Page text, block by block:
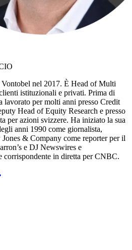
nel 2017. È Head of Multi
istituzionali e privati. Prima di
lavorato per molti anni presso Credit
Head of Equity Research e presso
per azioni svizzere. Ha iniziato la sua
anni 1990 come giornalista,
& Company come reporter per il
e DJ Newswires e
corrispondente in diretta per CNBC.